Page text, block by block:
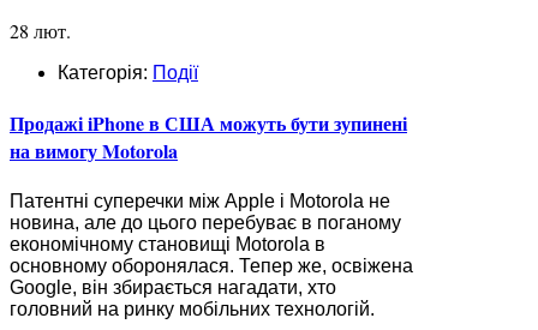
28 лют.
Категорія: Події
Продажі iPhone в США можуть бути зупинені
на вимогу Motorola
Патентні суперечки між Apple і Motorola не
новина, але до цього перебуває в поганому
економічному становищі Motorola в
основному оборонялася. Тепер же, освіжена
Google, він збирається нагадати, хто
головний на ринку мобільних технологій.